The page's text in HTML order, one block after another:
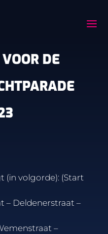
DE
(in volgorde): (Start
– Deldenerstraat –
–